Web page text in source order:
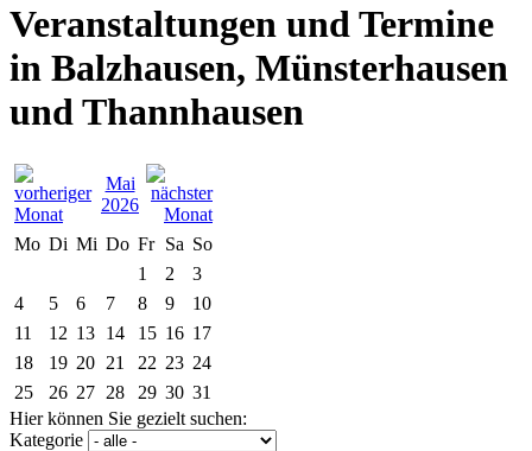
Veranstaltungen und Termine
in Balzhausen, Münsterhausen
und Thannhausen
Mai
2026
Mo Di Mi Do Fr Sa So
1
2
3
4
5 6 7 8 9
10
11
12 13 14 15 16 17
18
19 20 21 22 23 24
25
26 27 28 29 30 31
Hier können Sie gezielt suchen:
Kategorie